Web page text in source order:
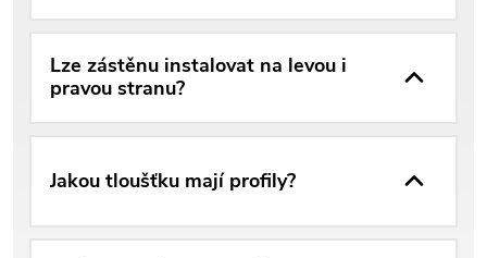
Lze zástěnu instalovat na levou i
pravou stranu?
Jakou tloušťku mají profily?